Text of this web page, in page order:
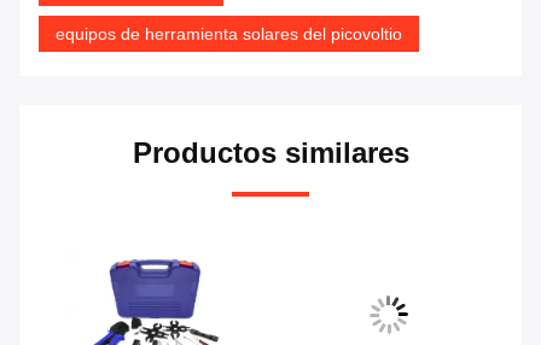
equipos de herramienta solares del picovoltio
Productos similares